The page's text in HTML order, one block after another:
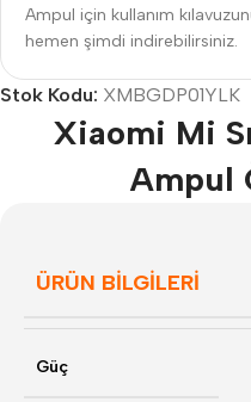
Ampul için kullanım
hemen şimdi indirebilirsiniz.
Stok Kodu: XMBGDP01YLK
Xiaomi Mi
Ampul
ÜRÜN BILGILERI
Güç